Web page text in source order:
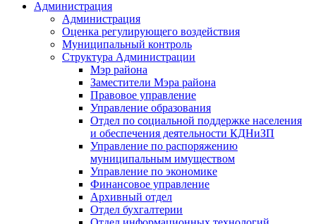
Администрация
Администрация
Оценка регулирующего воздействия
Муниципальный контроль
Структура Администрации
Мэр района
Заместители Мэра района
Правовое управление
Управление образования
Отдел по социальной поддержке населения
и обеспечения деятельности КДНиЗП
Управление по распоряжению
муниципальным имуществом
Управление по экономике
Финансовое управление
Архивный отдел
Отдел бухгалтерии